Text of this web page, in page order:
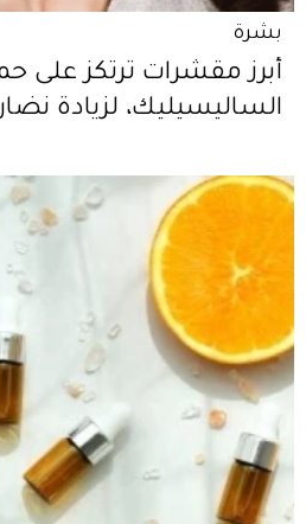
بشرة
أبرز مقشرات ترتكز على
الساليسيليك، لزيادة